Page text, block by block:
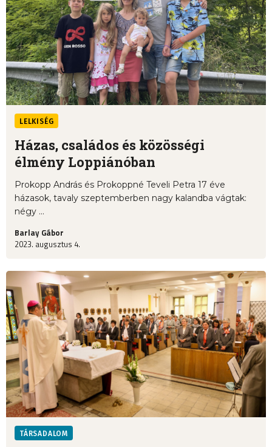
LELKISÉG
Házas, családos és közösségi
élmény Loppiánóban
Prokopp András és Prokoppné Teveli Petra 17 éve
házasok, tavaly szeptemberben nagy kalandba vágtak:
négy ...
Barlay Gábor
2023. augusztus 4.
TÁRSADALOM